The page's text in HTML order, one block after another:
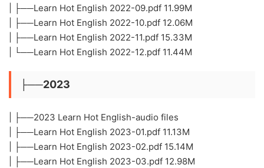
| ├──Learn Hot English 2022-09.pdf 11.99M
| ├──Learn Hot English 2022-10.pdf 12.06M
| ├──Learn Hot English 2022-11.pdf 15.33M
| └──Learn Hot English 2022-12.pdf 11.44M
├──2023
| ├──2023 Learn Hot English-audio files
| ├──Learn Hot English 2023-01.pdf 11.13M
| ├──Learn Hot English 2023-02.pdf 15.14M
| ├──Learn Hot English 2023-03.pdf 12.98M